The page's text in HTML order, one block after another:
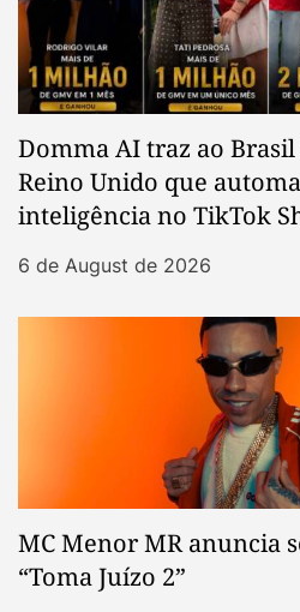
Domma AI traz ao
Reino Unido que
inteligência no TikTok
6 de August de 2026
MC Menor MR anuncia
“Toma Juízo 2”